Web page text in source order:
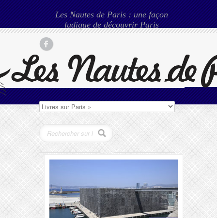
Les Nautes de Paris : une façon
ludique de découvrir Paris